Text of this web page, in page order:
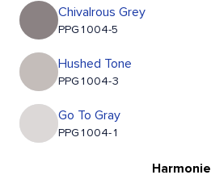
Chivalrous Grey
PPG1004-5
Hushed Tone
PPG1004-3
Go To Gray
PPG1004-1
Harmonie